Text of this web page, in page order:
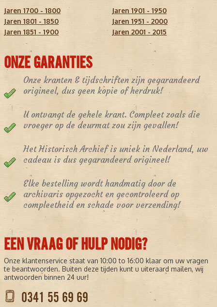
Jaren 1700 - 1800
Jaren 1801 - 1850
Jaren 1851 - 1900
Jaren 1901 - 1950
Jaren 1951 - 2000
Jaren 2001 - 2015
ONZE GARANTIES
Onze kranten & tijdschriften zijn gegarandeerd
origineel, dus geen kopie of herdruk!
U ontvangt de gehele krant. Compleet zoals die
vroeger op de deurmat zou zijn gevallen!
Het Historisch Archief is uniek in Nederland, uw
cadeau is dus gegarandeerd origineel!
Elke bestelling wordt handmatig door de
archivaris opgezocht en gecontroleerd op
compleetheid en schade voor verzending!
EEN VRAAG OF HULP NODIG?
Onze klantenservice staat van 10:00 to 16:00 klaar om uw vragen
te beantwoorden. Buiten deze tijden kunt u uiteraard mailen, wij
antwoorden binnen 24 uur!
0341 55 69 69